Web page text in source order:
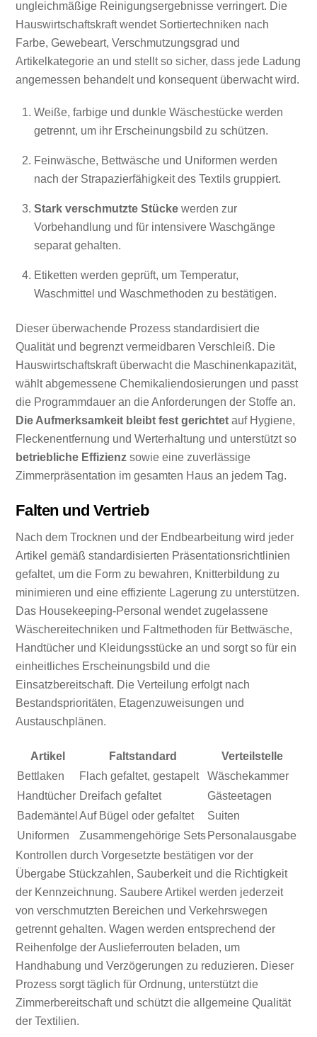
ungleichmäßige Reinigungsergebnisse verringert. Die
Hauswirtschaftskraft wendet Sortiertechniken nach
Farbe, Gewebeart, Verschmutzungsgrad und
Artikelkategorie an und stellt so sicher, dass jede Ladung
angemessen behandelt und konsequent überwacht wird.
Weiße, farbige und dunkle Wäschestücke werden
getrennt, um ihr Erscheinungsbild zu schützen.
Feinwäsche, Bettwäsche und Uniformen werden
nach der Strapazierfähigkeit des Textils gruppiert.
Stark verschmutzte Stücke werden zur
Vorbehandlung und für intensivere Waschgänge
separat gehalten.
Etiketten werden geprüft, um Temperatur,
Waschmittel und Waschmethoden zu bestätigen.
Dieser überwachende Prozess standardisiert die
Qualität und begrenzt vermeidbaren Verschleiß. Die
Hauswirtschaftskraft überwacht die Maschinenkapazität,
wählt abgemessene Chemikaliendosierungen und passt
die Programmdauer an die Anforderungen der Stoffe an.
Die Aufmerksamkeit bleibt fest gerichtet auf Hygiene,
Fleckenentfernung und Werterhaltung und unterstützt so
betriebliche Effizienz sowie eine zuverlässige
Zimmerpräsentation im gesamten Haus an jedem Tag.
Falten und Vertrieb
Nach dem Trocknen und der Endbearbeitung wird jeder
Artikel gemäß standardisierten Präsentationsrichtlinien
gefaltet, um die Form zu bewahren, Knitterbildung zu
minimieren und eine effiziente Lagerung zu unterstützen.
Das Housekeeping-Personal wendet zugelassene
Wäschereitechniken und Faltmethoden für Bettwäsche,
Handtücher und Kleidungsstücke an und sorgt so für ein
einheitliches Erscheinungsbild und die
Einsatzbereitschaft. Die Verteilung erfolgt nach
Bestandsprioritäten, Etagenzuweisungen und
Austauschplänen.
Artikel Faltstandard
Verteilstelle
Bettlaken
Flach gefaltet, gestapelt
Wäschekammer
Handtücher Dreifach gefaltet
Gästeetagen
Bademäntel Auf Bügel oder gefaltet
Suiten
Uniformen
Zusammengehörige Sets Personalausgabe
Kontrollen durch Vorgesetzte bestätigen vor der
Übergabe Stückzahlen, Sauberkeit und die Richtigkeit
der Kennzeichnung. Saubere Artikel werden jederzeit
von verschmutzten Bereichen und Verkehrswegen
getrennt gehalten. Wagen werden entsprechend der
Reihenfolge der Auslieferrouten beladen, um
Handhabung und Verzögerungen zu reduzieren. Dieser
Prozess sorgt täglich für Ordnung, unterstützt die
Zimmerbereitschaft und schützt die allgemeine Qualität
der Textilien.